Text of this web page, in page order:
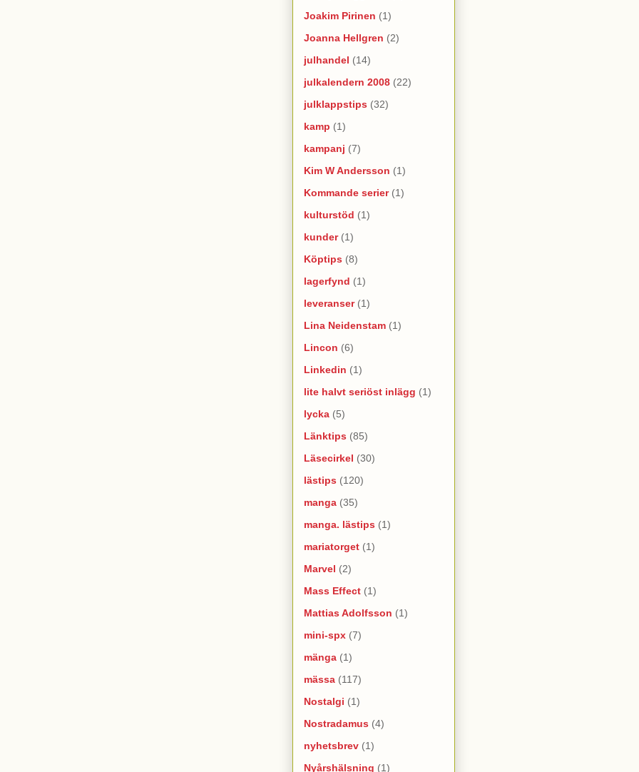
Joakim Pirinen (1)
Joanna Hellgren (2)
julhandel (14)
julkalendern 2008 (22)
julklappstips (32)
kamp (1)
kampanj (7)
Kim W Andersson (1)
Kommande serier (1)
kulturstöd (1)
kunder (1)
Köptips (8)
lagerfynd (1)
leveranser (1)
Lina Neidenstam (1)
Lincon (6)
Linkedin (1)
lite halvt seriöst inlägg (1)
lycka (5)
Länktips (85)
Läsecirkel (30)
lästips (120)
manga (35)
manga. lästips (1)
mariatorget (1)
Marvel (2)
Mass Effect (1)
Mattias Adolfsson (1)
mini-spx (7)
mänga (1)
mässa (117)
Nostalgi (1)
Nostradamus (4)
nyhetsbrev (1)
Nyårshälsning (1)